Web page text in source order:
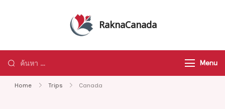
RaknaCanada
แคนาดา ทัวร์อเมริกา ทัวร์ทั่วโลก
ค้นหา
สำหรับ:
Menu
Home Trips Canada